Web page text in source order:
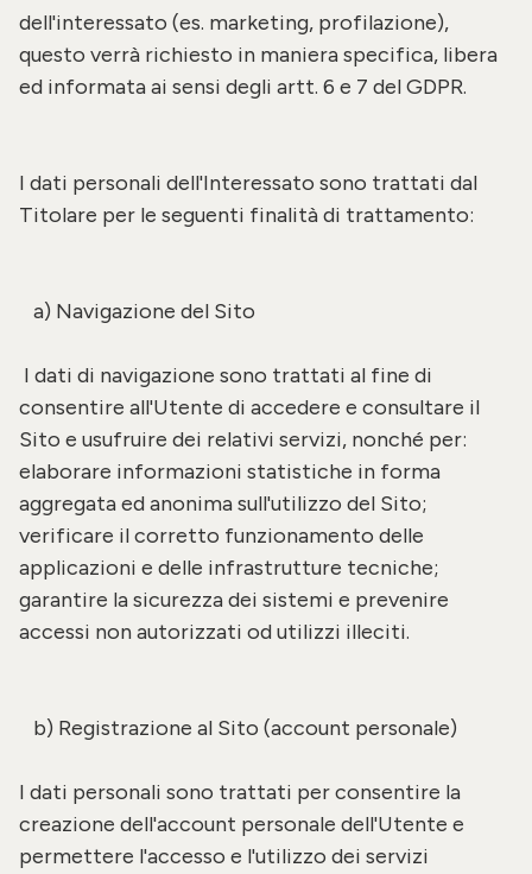
dell'interessato (es. marketing, profilazione),
questo verrà richiesto in maniera specifica, libera
ed informata ai sensi degli artt. 6 e 7 del GDPR.
I dati personali dell'Interessato sono trattati dal
Titolare per le seguenti finalità di trattamento:
a) Navigazione del Sito
I dati di navigazione sono trattati al fine di
consentire all'Utente di accedere e consultare il
Sito e usufruire dei relativi servizi, nonché per:
elaborare informazioni statistiche in forma
aggregata ed anonima sull'utilizzo del Sito;
verificare il corretto funzionamento delle
applicazioni e delle infrastrutture tecniche;
garantire la sicurezza dei sistemi e prevenire
accessi non autorizzati od utilizzi illeciti.
b) Registrazione al Sito (account personale)
I dati personali sono trattati per consentire la
creazione dell'account personale dell'Utente e
permettere l'accesso e l'utilizzo dei servizi